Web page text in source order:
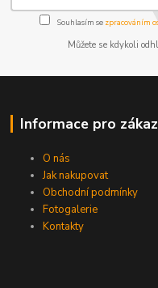
Souhlasím se zpracováním
Můžete se kdykoli
Informace pro
O nás
Jak nakupovat
Obchodní podmínky
Fotogalerie
Kontakty